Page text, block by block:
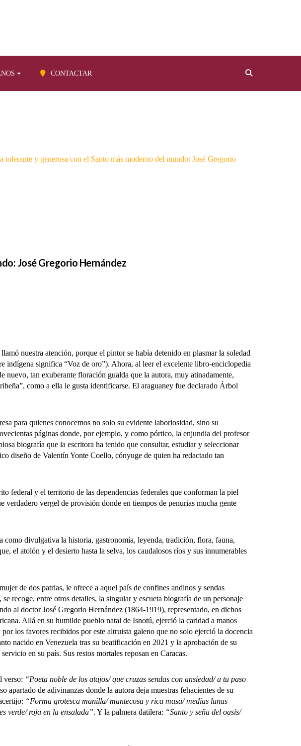
CONTACTAR
tolerante y generosa con el Santo más moderno del mundo: José Gregorio
José Gregorio Hernández
nuestra atención, porque el pintor se había detenido en plasmar la soledad
significa “Voz de oro”). Ahora, al leer el excelente libro-enciclopedia
nuevo, tan exuberante floración gualda que la autora, muy atinadamente,
como a ella le gusta identificarse. El araguaney fue declarado Árbol
para quienes conocemos no solo su evidente laboriosidad, sino su
páginas donde, por ejemplo, y como pórtico, la enjundia del profesor
biografía que la escritora ha tenido que consultar, estudiar y seleccionar
diseño de Valentín Yonte Coello, cónyuge de quien ha redactado tan
y el territorio de las dependencias federales que conforman la piel
verdadero vergel de provisión donde en tiempos de penurias mucha gente
divulgativa la historia, gastronomía, leyenda, tradición, flora, fauna,
el atolón y el desierto hasta la selva, los caudalosos ríos y sus innumerables
de dos patrias, le ofrece a aquel país de confines andinos y sendas
recoge, entre otros detalles, la singular y escueta biografía de un personaje
al doctor José Gregorio Hernández (1864-1919), representado, en dichos
Allá en su humilde pueblo natal de Isnotú, ejerció la caridad a manos
los favores recibidos por este altruista galeno que no solo ejerció la docencia
nacido en Venezuela tras su beatificación en 2021 y la aprobación de su
en su país. Sus restos mortales reposan en Caracas.
verso: “Poeta noble de los atajos/ que cruzas sendas con ansiedad/ a tu paso
apartado de adivinanzas donde la autora deja muestras fehacientes de su
“Forma grotesca manilla/ mantecosa y rica masa/ medias lunas
verde/ roja en la ensalada”. Y la palmera datilera: “Santo y seña del oasis/